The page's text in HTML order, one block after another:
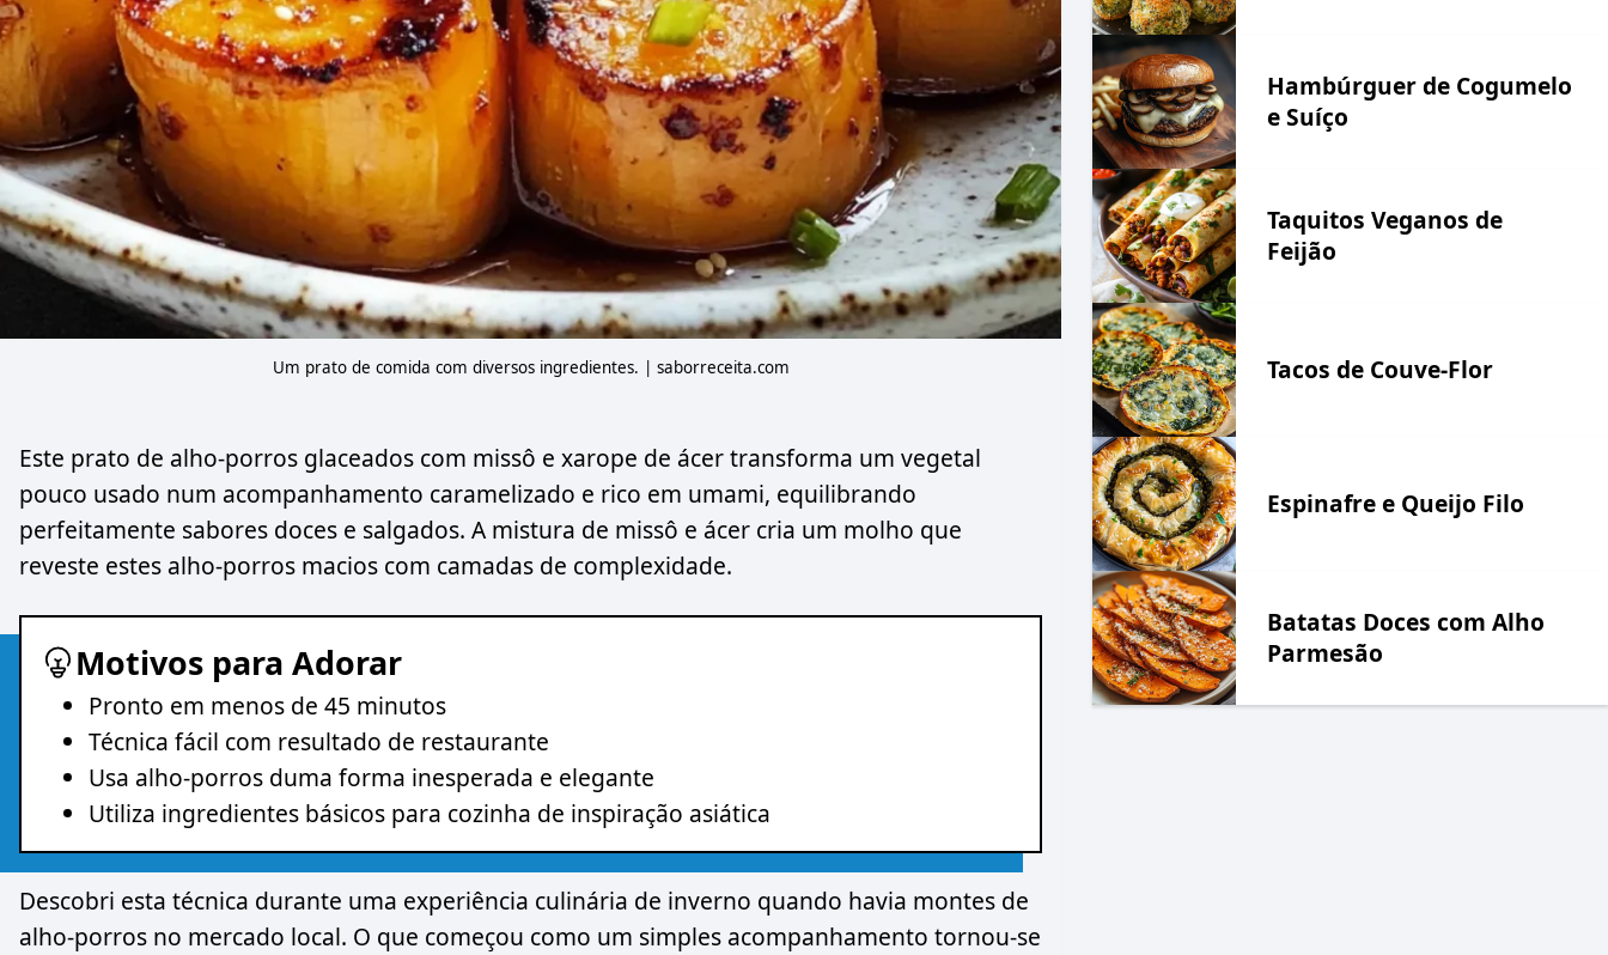
Um prato de comida com diversos ingredientes. | saborreceita.com
Este prato de alho-porros glaceados com missô e xarope de ácer transforma um vegetal
pouco usado num acompanhamento caramelizado e rico em umami, equilibrando
perfeitamente sabores doces e salgados. A mistura de missô e ácer cria um molho que
reveste estes alho-porros macios com camadas de complexidade.
Motivos para Adorar
Pronto em menos de 45 minutos
Técnica fácil com resultado de restaurante
Usa alho-porros duma forma inesperada e elegante
Utiliza ingredientes básicos para cozinha de inspiração asiática
Descobri esta técnica durante uma experiência culinária de inverno quando havia montes de
alho-porros no mercado local. O que começou como um simples acompanhamento tornou-se
Hambúrguer de Cogumelo
e Suíço
Taquitos Veganos de
Feijão
Tacos de Couve-Flor
Espinafre e Queijo Filo
Batatas Doces com Alho
Parmesão